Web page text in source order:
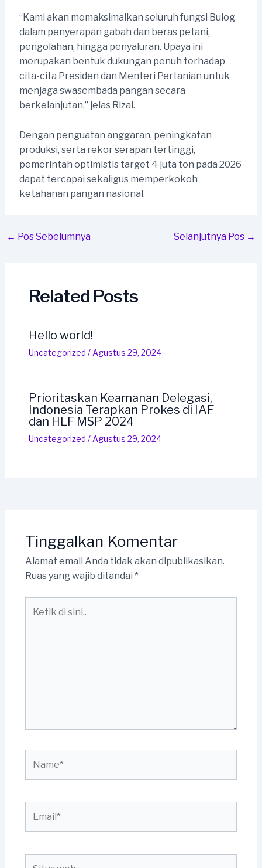
“Kami akan memaksimalkan seluruh fungsi Bulog
dalam penyerapan gabah dan beras petani,
pengolahan, hingga penyaluran. Upaya ini
merupakan bentuk dukungan penuh terhadap
cita-cita Presiden dan Menteri Pertanian untuk
menjaga swasembada pangan secara
berkelanjutan,” jelas Rizal.
Dengan penguatan anggaran, peningkatan
produksi, serta rekor serapan tertinggi,
pemerintah optimistis target 4 juta ton pada 2026
dapat tercapai sekaligus memperkokoh
ketahanan pangan nasional.
Post
← Pos Sebelumnya Selanjutnya Pos →
Related Posts
Hello world!
Uncategorized / Agustus 29, 2024
Prioritaskan Keamanan Delegasi,
Indonesia Terapkan Prokes di IAF
dan HLF MSP 2024
Uncategorized / Agustus 29, 2024
Tinggalkan Komentar
Alamat email Anda tidak akan dipublikasikan.
Ruas yang wajib ditandai *